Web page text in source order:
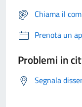
Chiama il
Prenota un
Problemi in
Segnala